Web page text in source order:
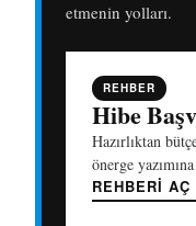
etmenin yolları.
REHBER
Hibe
Hazırlıktan
önerge
REHBERI AÇ